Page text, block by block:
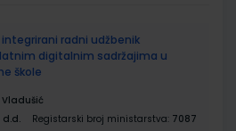
integrirani radni udžbenik
digitalnim sadržajima u
škole
Vladušić
d.d. Registarski broj ministarstva: 7087